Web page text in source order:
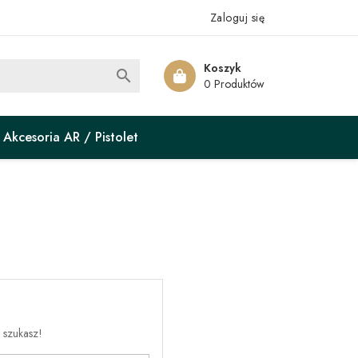
Zaloguj się
Koszyk
0 Produktów

Akcesoria AR / Pistolet